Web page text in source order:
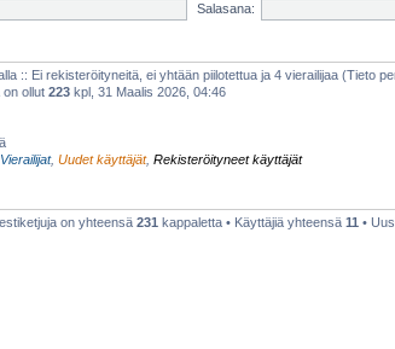
Salasana:
:: Ei rekisteröityneitä, ei yhtään piilotettua ja 4 vierailijaa (Tieto
on ollut 223 kpl, 31 Maalis 2026, 04:46
Vierailijat, Uudet käyttäjät, Rekisteröityneet käyttäjät
on yhteensä 231 kappaletta • Käyttäjiä yhteensä 11 •